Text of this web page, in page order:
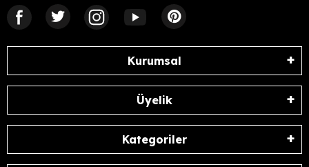
Kurumsal
Üyelik
Kategoriler